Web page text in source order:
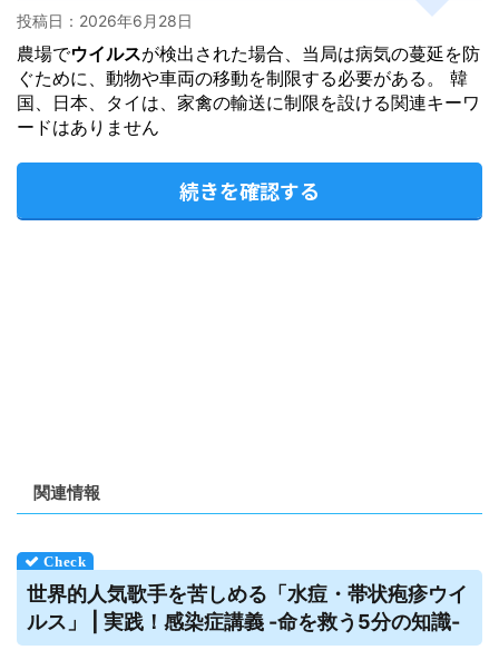
投稿日： 2026年6月28日
農場でウイルスが検出された場合、当局は病気の蔓延を防
ぐために、動物や車両の移動を制限する必要がある。 韓
国、日本、タイは、家禽の輸送に制限を設ける関連キーワ
ードはありません
続きを確認する
関連情報
世界的人気歌手を苦しめる「水痘・帯状疱疹ウイ
ルス 」 | 実践！感染症講義 -命を救う5分の知識-